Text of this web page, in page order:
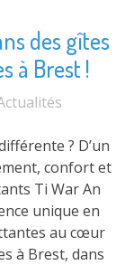
des gîtes
à Brest !
? D’un
confort et
Ti War An
unique en
au cœur
à Brest, dans